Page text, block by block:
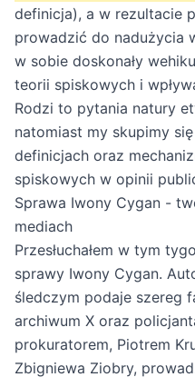
definicja), a w rezultacie
prowadzić do nadużycia
w sobie doskonały
teorii spiskowych i
Rodzi to pytania natury
natomiast my skupimy
definicjach oraz
spiskowych w opinii
Sprawa Iwony Cygan -
mediach
Przesłuchałem w tym
sprawy Iwony Cygan.
śledczym podaje szereg
archiwum X oraz
prokuratorem, Piotrem
Zbigniewa Ziobry,